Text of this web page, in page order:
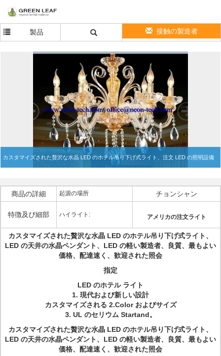
製品 接触の製造者
カスタマイズされた贅沢な水晶 LED のホテル吊り下げ式ライト、注文 LED の照明設備
商品の詳細 起源の場所 チョンシャン
特徴及び細部 ハイライト: アメリカの注文ライト
カスタマイズされた贅沢な水晶 LED のホテル吊り下げ式ライト、
LED の天井の水晶ペンダント、LED の軽い製造者、良質、最もよい
価格、配達速く、歓迎された照会
指定
LED のホテル ライト
1. 現代および新しい設計
カスタマイズされる 2.Color およびサイズ
3. UL のセリウム Startand。
カスタマイズされた贅沢な水晶 LED のホテル吊り下げ式ライト、
LED の天井の水晶ペンダント、LED の軽い製造者、良質、最もよい
価格、配達速く、歓迎された照会